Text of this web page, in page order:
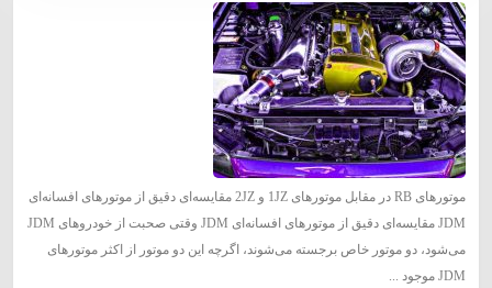
موتورهای RB در مقابل موتورهای 1JZ و 2JZ مقایسه‌ای دقیق از موتورهای افسانه‌ای
JDM مقایسه‌ای دقیق از موتورهای افسانه‌ای JDM وقتی صحبت از خودروهای JDM
می‌شود، دو موتور خاص برجسته می‌شوند، اگرچه این دو موتور از اکثر موتورهای
JDM موجود ...